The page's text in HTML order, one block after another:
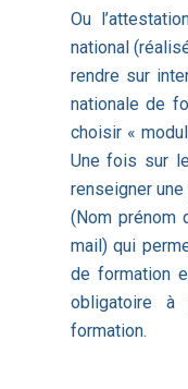
Ou
national
rendre sur
nationale de
choisir «
Une fois sur
renseigner
(Nom prénom
mail) qui
de formation
obligatoire
formation.